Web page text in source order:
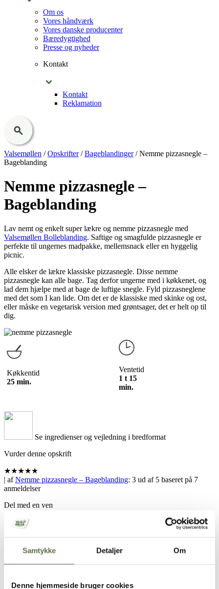
Samtykke Detaljer Om
Denne hjemmeside bruger cookies
Om os
Vores håndværk
Vores danske producenter
Bæredygtighed
Presse og nyheder
Kontakt
Kontakt
Reklamation
Valsemøllen /Opskrifter/Bageblandinger/Nemme pizzasnegle –
Bageblanding
Nemme pizzasnegle –
Bageblanding
Lav nemt og enkelt super lækre og nemme pizzasnegle med
Valsemøllen Bolleblanding. Saftige og smagfulde pizzasnegle er
perfekte til ungernes madpakke, mellemsnack eller en hyggelig
picnic.
Alle elsker de lækre klassiske pizzasnegle. Disse nemme
pizzasnegle kan alle bage. Tag derfor ungerne med i køkkenet, og
lad dem hjælpe med at bage de luftige snegle. Fyld pizzasneglene
med det som I kan lide. Om det er de klassiske med skinke og ost,
eller måske en vegetarisk version med grøntsager, det er helt op til
dig.
Køkkentid
25 min.
Ventetid
1 t 15
min.
Se ingredienser og vejledning i bredformat
Vurder denne opskrift
★★★★★
| afNemme pizzasnegle – Bageblanding: 3 ud af 5 baseret på 7
anmeldelser
Del med en ven